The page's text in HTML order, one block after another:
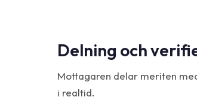
Delning och
Mottagaren delar meriten
i realtid.